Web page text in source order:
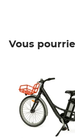
Vous